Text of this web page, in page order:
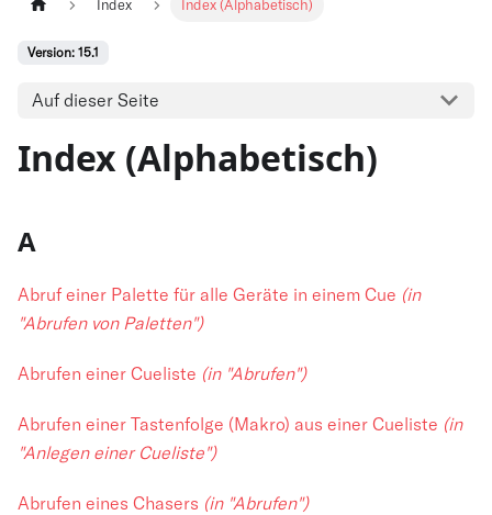
Index Index (Alphabetisch)
Version: 15.1
Auf dieser Seite
Index (Alphabetisch)
A
Abruf einer Palette für alle Geräte in einem Cue (in
"Abrufen von Paletten")
Abrufen einer Cueliste (in "Abrufen")
Abrufen einer Tastenfolge (Makro) aus einer Cueliste (in
"Anlegen einer Cueliste")
Abrufen eines Chasers (in "Abrufen")